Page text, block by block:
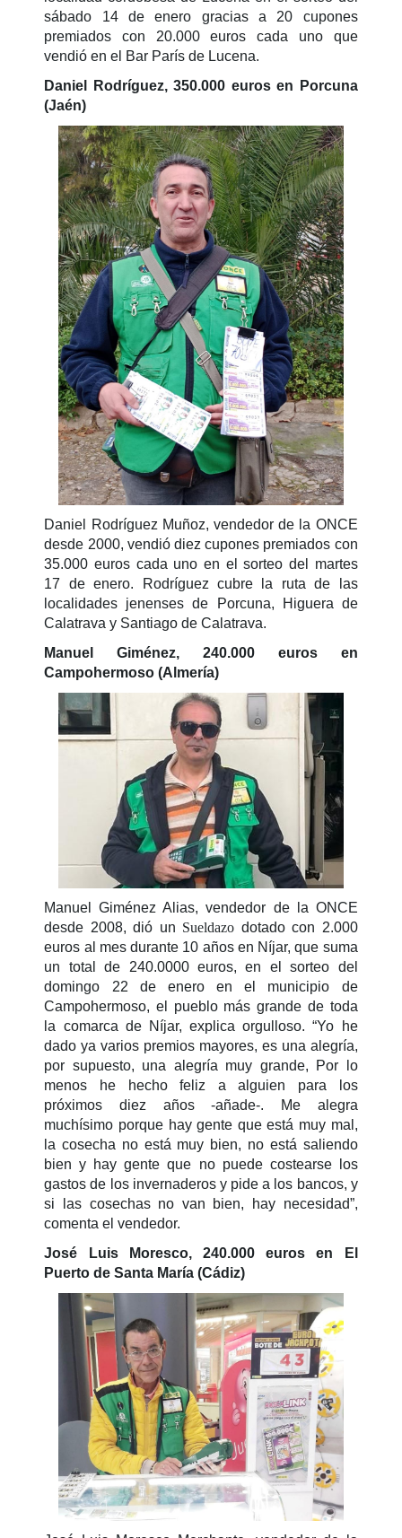
sábado 14 de enero gracias a 20 cupones
premiados con 20.000 euros cada uno que
vendió en el Bar París de Lucena.
Daniel Rodríguez, 350.000 euros en Porcuna
(Jaén)
Daniel Rodríguez Muñoz, vendedor de la ONCE
desde 2000, vendió diez cupones premiados con
35.000 euros cada uno en el sorteo del martes
17 de enero. Rodríguez cubre la ruta de las
localidades jenenses de Porcuna, Higuera de
Calatrava y Santiago de Calatrava.
Manuel Giménez, 240.000 euros en
Campohermoso (Almería)
Manuel Giménez Alias, vendedor de la ONCE
desde 2008, dió un Sueldazo dotado con 2.000
euros al mes durante 10 años en Níjar, que suma
un total de 240.0000 euros, en el sorteo del
domingo 22 de enero en el municipio de
Campohermoso, el pueblo más grande de toda
la comarca de Níjar, explica orgulloso. “Yo he
dado ya varios premios mayores, es una alegría,
por supuesto, una alegría muy grande, Por lo
menos he hecho feliz a alguien para los
próximos diez años -añade-. Me alegra
muchísimo porque hay gente que está muy mal,
la cosecha no está muy bien, no está saliendo
bien y hay gente que no puede costearse los
gastos de los invernaderos y pide a los bancos, y
si las cosechas no van bien, hay necesidad”,
comenta el vendedor.
José Luis Moresco, 240.000 euros en El
Puerto de Santa María (Cádiz)